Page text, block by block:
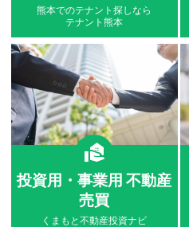
熊本でのテナント探しなら
テナント熊本
投資用・事業用 不動産
売買
くまもと不動産投資ナビ